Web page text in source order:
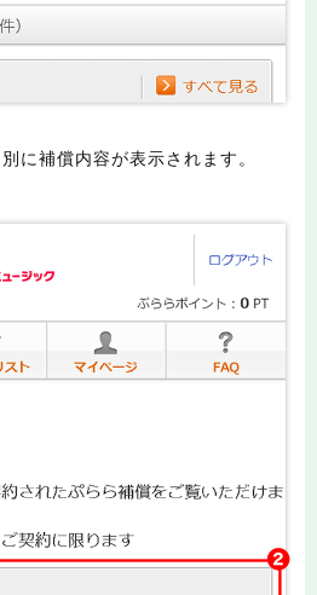
に補償内容が表示されます。